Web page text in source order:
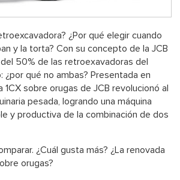
¿Por qué elegir cuando
y la torta? Con su concepto de la JCB
50% de las retroexavadoras del
¿por qué no ambas? Presentada en
1CX sobre orugas de JCB revolucionó al
pesada, logrando una máquina
y productiva de la combinación de dos
¿Cuál gusta más? ¿La renovada
orugas?